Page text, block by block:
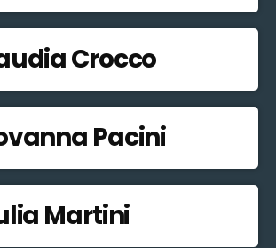
Crocco
Pacini
Martini